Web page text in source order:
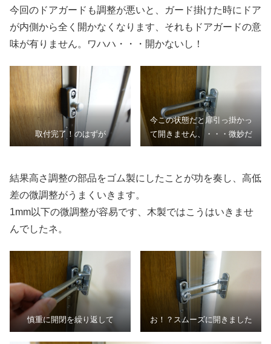
今回のドアガードも調整が悪いと、ガード掛けた時にドア
が内側から全く開かなくなります、それもドアガードの意
味が有りません。ワハハ・・・開かないし！
取付完了！のはずが
今この状態だと扉引っ掛かっ
て開きません、・・・微妙だ
結果高さ調整の部品をゴム製にしたことが功を奏し、高低
差の微調整がうまくいきます。
1mm以下の微調整が容易です、木製ではこうはいきませ
んでしたネ。
慎重に開閉を繰り返して お！？スムーズに開きました